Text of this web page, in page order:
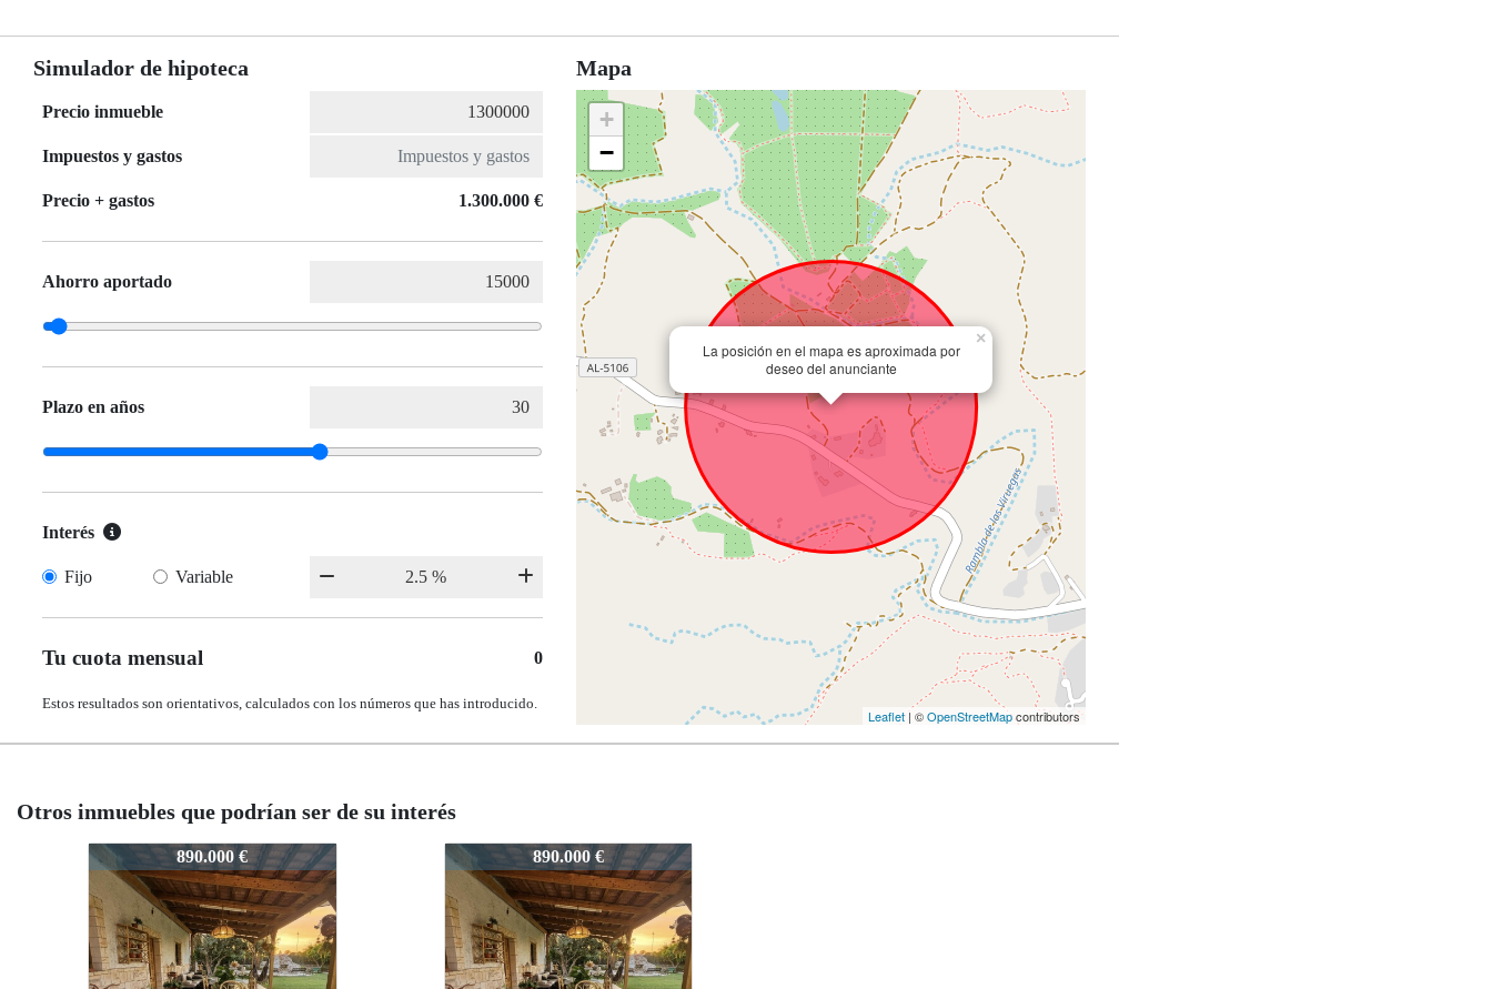
Simulador de hipoteca
Precio inmueble
Impuestos y gastos
Precio + gastos 1.300.000 €
Ahorro aportado
Plazo en años
Interés
Fijo Variable
Tu cuota mensual 0
Estos resultados son orientativos, calculados con los números que has introducido.
Mapa
La posición en el mapa es aproximada por
deseo del anunciante
×
+
−
Leaflet| ©OpenStreetMapcontributors
Otros inmuebles que podrían ser de su interés
2374-JoyadeCabodeGata
890.000 €
2374-JoyadeCabodeGata
890.000 € 2374-JoyadeCabodeGata
890.000 €